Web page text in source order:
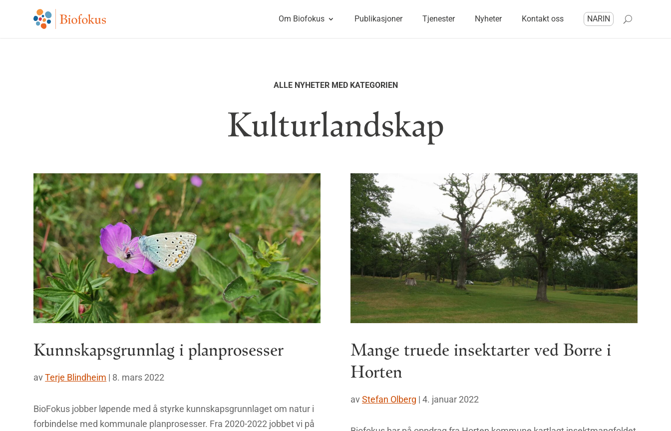
Om Biofokus Publikasjoner Tjenester Nyheter Kontakt oss NARIN
ALLE NYHETER MED KATEGORIEN
Kulturlandskap
Kunnskapsgrunnlag i planprosesser
avTerje Blindheim | 8. mars 2022
BioFokus jobber løpende med å styrke kunnskapsgrunnlaget om natur i
forbindelse med kommunale planprosesser. Fra 2020-2022 jobbet vi på
Mange truede insektarter ved Borre i
Horten
avStefan Olberg | 4. januar 2022